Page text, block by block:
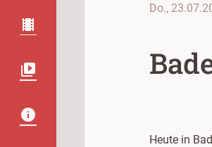
Do.,
Heute in